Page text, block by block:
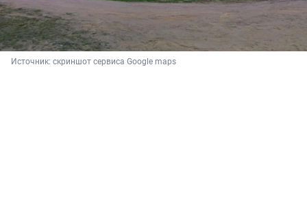
Источник: скриншот сервиса Google maps